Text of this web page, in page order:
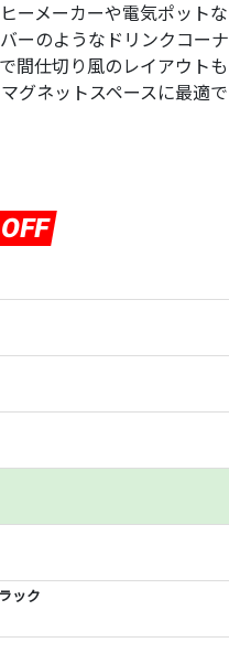
ーメーカーや電気ポットな
ーのようなドリンクコーナ
間仕切り風のレイアウトも
グネットスペースに最適で
ック